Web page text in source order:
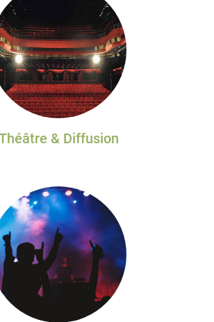
& Diffusion